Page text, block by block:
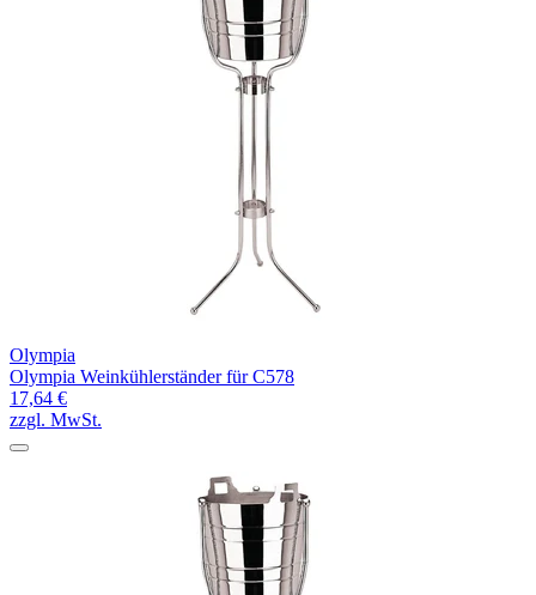
Olympia
Olympia Weinkühlerständer für C578
17,64 €
zzgl. MwSt.